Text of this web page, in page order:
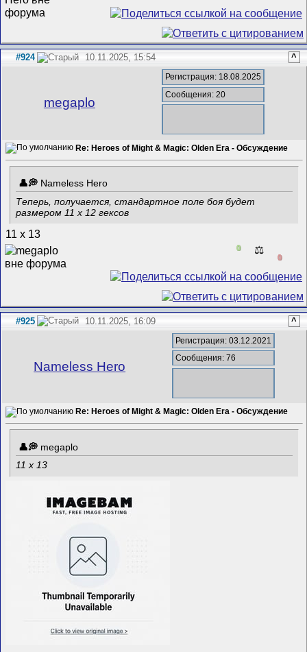
#924 10.11.2025, 15:54 ^
megaplo
Регистрация: 18.08.2025
Сообщения: 20
Re: Heroes of Might & Magic: Olden Era - Обсуждение
Nameless Hero
Теперь, получается, стандартное поле боя будет
размером 11 x 12 гексов
11 x 13
0 ⚖️
0
#925 10.11.2025, 16:09 ^
Nameless Hero
Регистрация: 03.12.2021
Сообщения: 76
Re: Heroes of Might & Magic: Olden Era - Обсуждение
megaplo
11 x 13